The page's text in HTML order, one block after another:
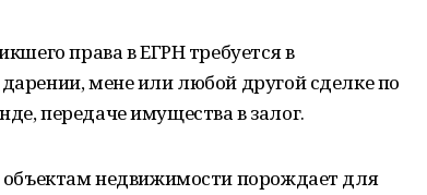
права в ЕГРН требуется в
мене или любой другой сделке по
передаче имущества в залог.
объектам недвижимости порождает для